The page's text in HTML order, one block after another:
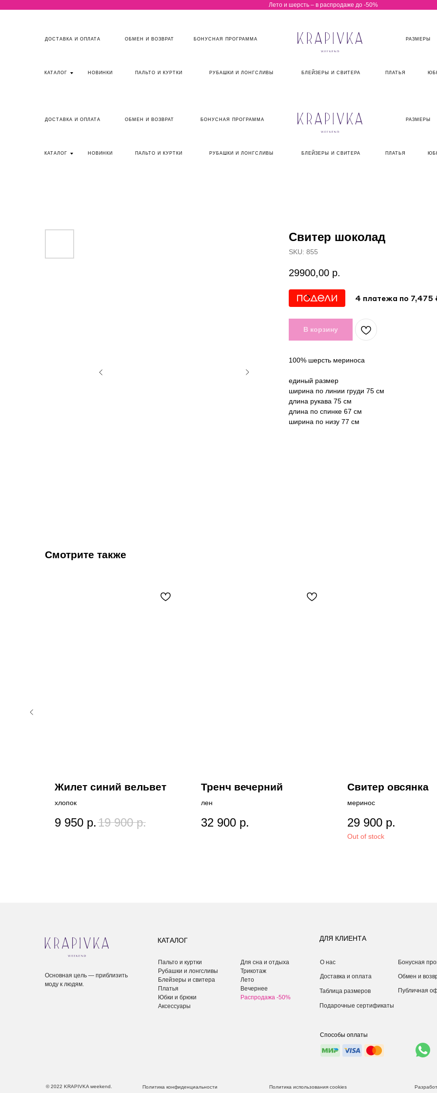
Лето и шерсть – в распродаже до -50%
РУБАШКИ И ЛОНГСЛИВЫ
КАТАЛОГ БЛЕЙЗЕРЫ И СВИТЕРА
РАЗМЕРЫ
ДОСТАВКА И ОПЛАТА ОБМЕН И ВОЗВРАТ
ПЛАТЬЯ
ПАЛЬТО И КУРТКИ
НОВИНКИ
БОНУСНАЯ ПРОГРАММА
РУБАШКИ И ЛОНГСЛИВЫ
КАТАЛОГ БЛЕЙЗЕРЫ И СВИТЕРА
РАЗМЕРЫ
ДОСТАВКА И ОПЛАТА ОБМЕН И ВОЗВРАТ
ПЛАТЬЯ
ПАЛЬТО И КУРТКИ
НОВИНКИ
БОНУСНАЯ ПРОГРАММА
Свитер шоколад
SKU: 855
29900,00 р.
4 платежа по 7,475
В корзину
100% шерсть мериноса
единый размер
ширина по линии груди 75 см
длина рукава 75 см
длина по спинке 67 см
ширина по низу 77 см
Смотрите также
Жилет синий вельвет
хлопок
9 950 р.19 900 р.
Тренч вечерний
лен
32 900 р.
Свитер овсянка
меринос
29 900 р.
Out of stock
КАТАЛОГ
Способы оплаты
© 2022 KRAPIVKA weekend. Политика конфиденциальности Политика использования cookies
Основная цель — приблизить
моду к людям.
О нас
Таблица размеров
Доставка и оплата
ДЛЯ КЛИЕНТА
Обмен и
Бонусная
Публичная
Подарочные сертификаты
Для сна и отдыха
Трикотаж
Лето
Вечернее
Распродажа -50%
Пальто и куртки
Рубашки и лонгсливы
Блейзеры и свитера
Платья
Юбки и брюки
Аксессуары